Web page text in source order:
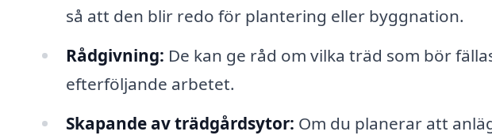
så att den blir redo för plantering eller byggnation.
Rådgivning: De kan ge råd om vilka träd som bör
efterföljande arbetet.
Skapande av trädgårdsytor: Om du planerar att